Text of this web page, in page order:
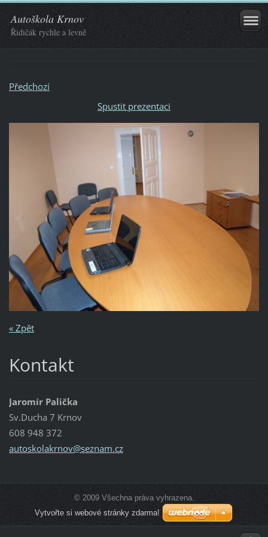
Autoškola Krnov
Řidičák rychle a levně
Předchozí
Spustit prezentaci
« Zpět
Kontakt
Jaromír Palička
Sv.Ducha 7 Krnov
608 948 372
autoskolakrnov@seznam.cz
© 2009 Všechna práva vyhrazena.
Vytvořte si webové stránky zdarma!